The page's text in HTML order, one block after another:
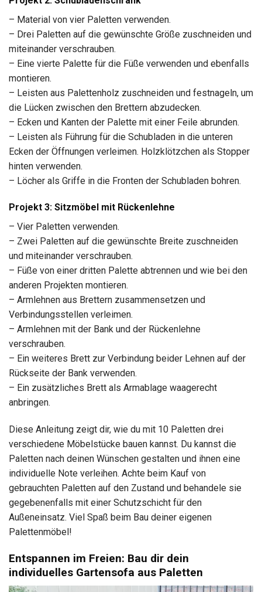
– Material von vier Paletten verwenden.
– Drei Paletten auf die gewünschte Größe zuschneiden und
miteinander verschrauben.
– Eine vierte Palette für die Füße verwenden und ebenfalls
montieren.
– Leisten aus Palettenholz zuschneiden und festnageln, um
die Lücken zwischen den Brettern abzudecken.
– Ecken und Kanten der Palette mit einer Feile abrunden.
– Leisten als Führung für die Schubladen in die unteren
Ecken der Öffnungen verleimen. Holzklötzchen als Stopper
hinten verwenden.
– Löcher als Griffe in die Fronten der Schubladen bohren.
Projekt 3: Sitzmöbel mit Rückenlehne
– Vier Paletten verwenden.
– Zwei Paletten auf die gewünschte Breite zuschneiden
und miteinander verschrauben.
– Füße von einer dritten Palette abtrennen und wie bei den
anderen Projekten montieren.
– Armlehnen aus Brettern zusammensetzen und
Verbindungsstellen verleimen.
– Armlehnen mit der Bank und der Rückenlehne
verschrauben.
– Ein weiteres Brett zur Verbindung beider Lehnen auf der
Rückseite der Bank verwenden.
– Ein zusätzliches Brett als Armablage waagerecht
anbringen.
Diese Anleitung zeigt dir, wie du mit 10 Paletten drei
verschiedene Möbelstücke bauen kannst. Du kannst die
Paletten nach deinen Wünschen gestalten und ihnen eine
individuelle Note verleihen. Achte beim Kauf von
gebrauchten Paletten auf den Zustand und behandele sie
gegebenenfalls mit einer Schutzschicht für den
Außeneinsatz. Viel Spaß beim Bau deiner eigenen
Palettenmöbel!
Entspannen im Freien: Bau dir dein
individuelles Gartensofa aus Paletten